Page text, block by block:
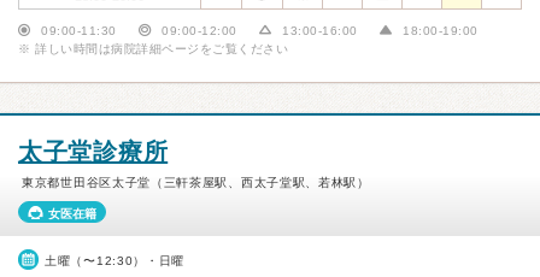
09:00-11:30 09:00-12:00 13:00-16:00
18:00-19:00
※ 詳しい時間は病院詳細ページをご覧ください
太子堂診療所
東京都世田谷区太子堂（三軒茶屋駅、西太子堂駅、若林駅）
女医在籍
土曜（〜12:30）・日曜